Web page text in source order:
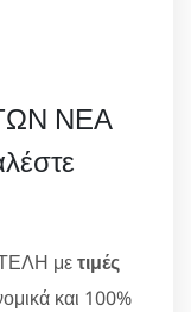
ΝΕΑ
μετιμές
και 100%